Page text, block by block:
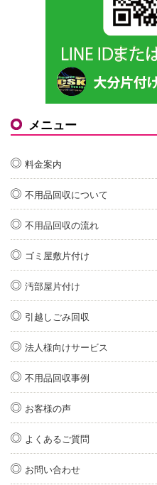
メニュー
料金案内
不用品回収について
不用品回収の流れ
ゴミ屋敷片付け
汚部屋片付け
引越しごみ回収
法人様向けサービス
不用品回収事例
お客様の声
よくあるご質問
お問い合わせ